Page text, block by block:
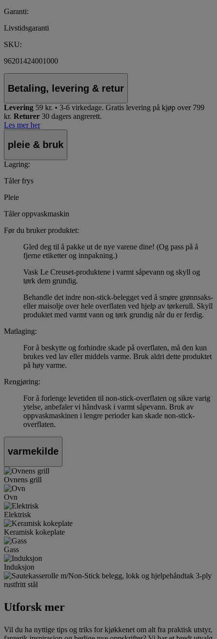
Garanti:
Livstidsgaranti
SKU:
96201424001000
Betaling, levering & retur
Levering 59 kr. • 3-6 virkedage. Gratis levering på kjøp over 799
kr. Returer 30 dagers angrerett.
Les mer her
pleie & bruk
Lagring:
Tåler frys
Pleie
Tåler oppvaskmaskin
Før du bruker produktet:
Gled deg til å pakke ut de nye varene dine! (Og pass på å
fjerne etiketter og innpakning.)
Vask Le Creuset-produktene i varmt såpevann og skyll og
tørk dem grundig.
Behandle det indre non-stick-belegget ved å smøre grønnsaks-
eller maisolje over hele overflaten ved hjelp av tørkerull. Skyll
produktet med varmt vann og tørk grundig når du er ferdig.
Matlaging:
For å beskytte og forhindre skade på overflaten, må den kun
brukes ved lav eller middels varme. Bruk aldri dette produktet
på høy varme.
Rengjøring:
For å forlenge levetiden til non-stick-overflaten og sikre varig
ytelse, anbefaler vi håndvask i varmt såpevann. Bruk av
oppvaskmaskinen i lengre perioder kan skade non-stick-
overflaten.
varmekilde
Ovnens grill
Ovn
Elektrisk
Keramisk kokeplate
Gass
Induksjon
Utforsk mer
Vil du ha nyttige tips og triks for kjøkkenet om alt fra praktisk utstyr,